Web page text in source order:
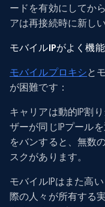
ードを有効にしてか
アは再接続時に新し
モバイルIPがよく機
モバイルプロキシと
が困難です：
キャリアは動的IP割
ザーが同じIPプール
をバンすると、無数
スクがあります。
モバイルIPはまた高
際の人々が所有する